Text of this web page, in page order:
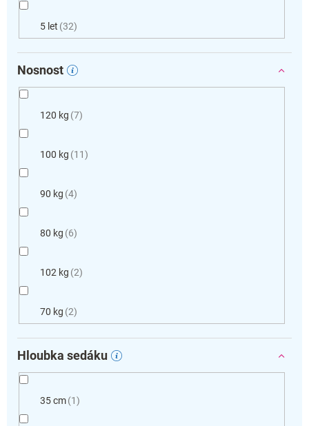
5 let 32
Nosnost
120 kg 7
100 kg 11
90 kg 4
80 kg 6
102 kg 2
70 kg 2
Hloubka sedáku
35 cm 1